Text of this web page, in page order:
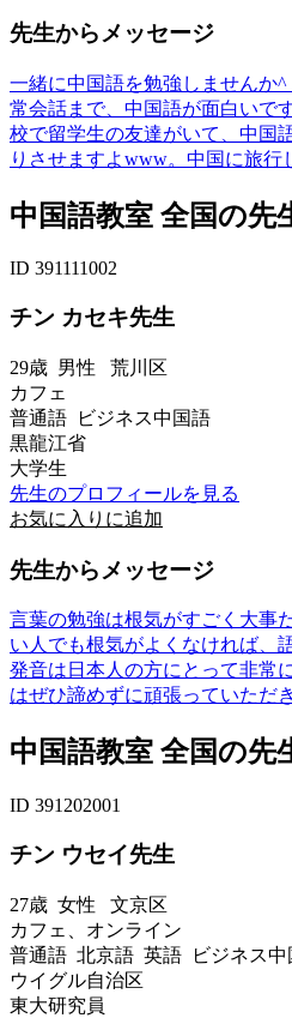
先生からメッセージ
一緒に中国語を勉強しませんか
常会話まで、中国語が面白い
校で留学生の友達がいて、中国
りさせますよwww。中国に旅行
中国語教室 全国の先
ID 391111002
チン カセキ先生
29歳 男性 荒川区
カフェ
普通語 ビジネス中国語
黒龍江省
大学生
先生のプロフィールを見る
お気に入りに追加
先生からメッセージ
言葉の勉強は根気がすごく大事
い人でも根気がよくなければ、
発音は日本人の方にとって非常
はぜひ諦めずに頑張っていただ
中国語教室 全国の先
ID 391202001
チン ウセイ先生
27歳 女性 文京区
カフェ、オンライン
普通語 北京語 英語 ビジネス中
ウイグル自治区
東大研究員